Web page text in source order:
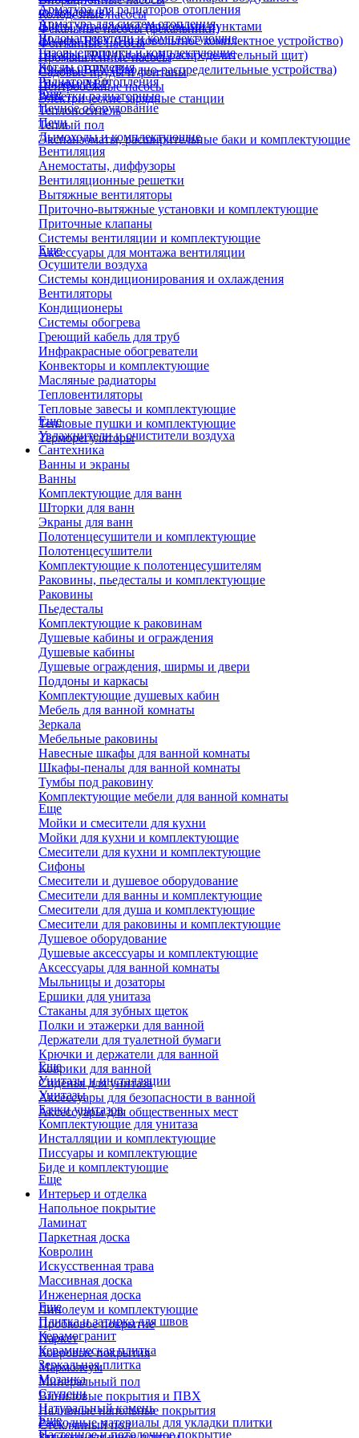
Колодезные насосы
Фекальные насосы (фекальники)
Фонтанные насосы
Промышленные насосы
Садовые пруды и фонтаны
Центробежные насосы
охлаждения)
Щиты управления тепловыми пунктами
Шкафы НКУ (Низковольтное комплектное устройство)
Шкафы ГРЩ (Главный распределительный щит)
Шкафы ВРУ (Вводно-распределительные устройства)
Шкафы АВР
Электрические зарядные станции
Арматура для радиаторов отопления
Арматура для систем отопления
Водонагреватели и комплектующие
Газовые колонки и комплектующие
Котлы отопления
Радиаторы отопления
Решетки радиаторные
Теплоноситель
Теплый пол
Экспанзоматы, расширительные баки и комплектующие
Еще
Печное оборудование
Печи
Дымоходы и комплектующие
Вентиляция
Анемостаты, диффузоры
Вентиляционные решетки
Вытяжные вентиляторы
Приточно-вытяжные установки и комплектующие
Приточные клапаны
Системы вентиляции и комплектующие
Аксессуары для монтажа вентиляции
Еще
Осушители воздуха
Системы кондиционирования и охлаждения
Вентиляторы
Кондиционеры
Системы обогрева
Греющий кабель для труб
Инфракрасные обогреватели
Конвекторы и комплектующие
Масляные радиаторы
Тепловентиляторы
Тепловые завесы и комплектующие
Тепловые пушки и комплектующие
Терморегуляторы
Еще
Увлажнители и очистители воздуха
Сантехника
Ванны и экраны
Ванны
Комплектующие для ванн
Шторки для ванн
Экраны для ванн
Полотенцесушители и комплектующие
Полотенцесушители
Комплектующие к полотенцесушителям
Раковины, пьедесталы и комплектующие
Раковины
Пьедесталы
Комплектующие к раковинам
Душевые кабины и ограждения
Душевые кабины
Душевые ограждения, ширмы и двери
Поддоны и каркасы
Комплектующие душевых кабин
Мебель для ванной комнаты
Зеркала
Мебельные раковины
Навесные шкафы для ванной комнаты
Шкафы-пеналы для ванной комнаты
Тумбы под раковину
Комплектующие мебели для ванной комнаты
Еще
Мойки и смесители для кухни
Мойки для кухни и комплектующие
Смесители для кухни и комплектующие
Сифоны
Смесители и душевое оборудование
Смесители для ванны и комплектующие
Смесители для душа и комплектующие
Смесители для раковины и комплектующие
Душевое оборудование
Душевые аксессуары и комплектующие
Аксессуары для ванной комнаты
Мыльницы и дозаторы
Ершики для унитаза
Стаканы для зубных щеток
Полки и этажерки для ванной
Держатели для туалетной бумаги
Крючки и держатели для ванной
Коврики для ванной
Сиденья для унитаза
Аксессуары для безопасности в ванной
Аксессуары для общественных мест
Еще
Унитазы и инсталляции
Унитазы
Бачки унитазов
Комплектующие для унитаза
Инсталляции и комплектующие
Писсуары и комплектующие
Биде и комплектующие
Еще
Интерьер и отделка
Напольное покрытие
Ламинат
Паркетная доска
Ковролин
Искусственная трава
Массивная доска
Инженерная доска
Линолеум и комплектующие
Пробковое покрытие
Паркет
Ковровые покрытия
Мармолеум
Минеральный пол
Виниловые покрытия и ПВХ
Наливные напольные покрытия
Стеклянный пол
Еще
Плитка и затирка для швов
Керамогранит
Керамическая плитка
Зеркальная плитка
Мозаика
Ступени
Натуральный камень
Расходные материалы для укладки плитки
Еще
Настенное и потолочное покрытие